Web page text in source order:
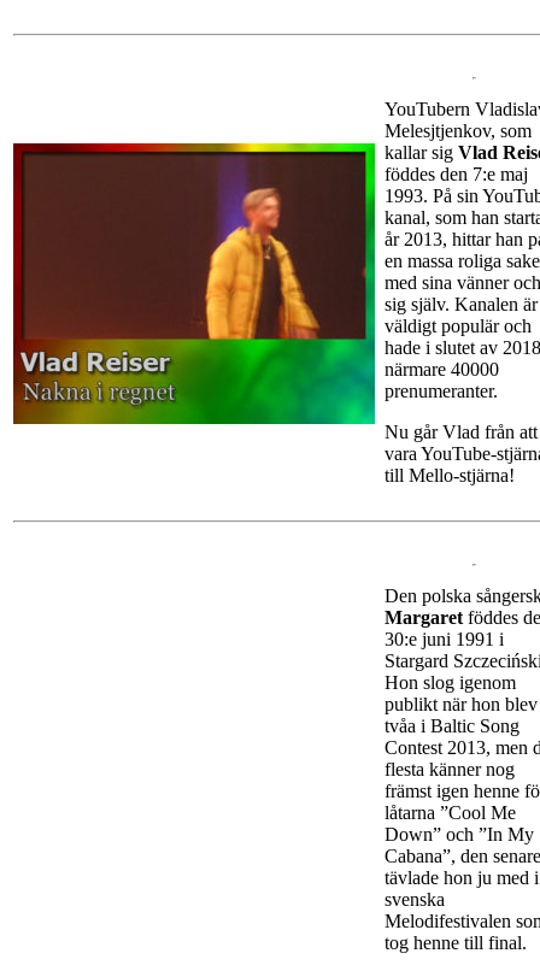
YouTubern
Melesjtjenkov, som
kallar sig Vlad
föddes den 7:e maj
1993. På sin
kanal, som han
år 2013, hittar han
en massa roliga
med sina vänner och
sig själv. Kanalen är
väldigt populär och
hade i slutet av 2018
närmare 40000
prenumeranter.
Nu går Vlad från att
vara YouTube-
till Mello-stjärna!
Den polska
Margaret föddes
30:e juni 1991 i
Stargard
Hon slog igenom
publikt när hon blev
tvåa i Baltic Song
Contest 2013, men
flesta känner nog
främst igen henne
låtarna ”Cool Me
Down” och ”In My
Cabana”, den senare
tävlade hon ju med i
svenska
Melodifestivalen
tog henne till final.